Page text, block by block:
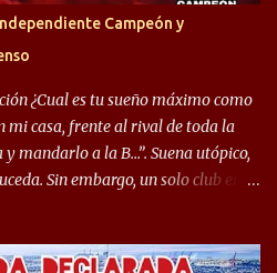
donde ambos explotaron
el equipo de Varela, donde, por
a ser tenido en cuenta para el
que aún no ha logrado
Campeón y
¿Cual es tu sueño máximo como
mi casa, frente al rival de toda la
mandarlo a la B…”. Suena utópico,
Sin embargo, un solo club en el
para el Rojo y, por el otro, el